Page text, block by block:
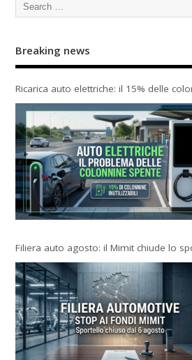
Breaking news
Ricarica auto elettriche: il 15% delle
Filiera auto agosto: il Mimit chiude lo